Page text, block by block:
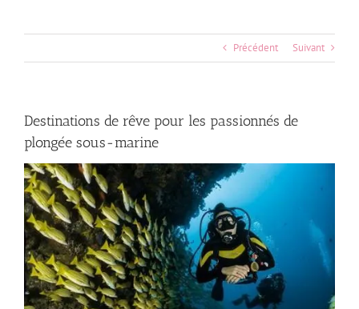
Précédent Suivant
Destinations de rêve pour les passionnés de
plongée sous-marine